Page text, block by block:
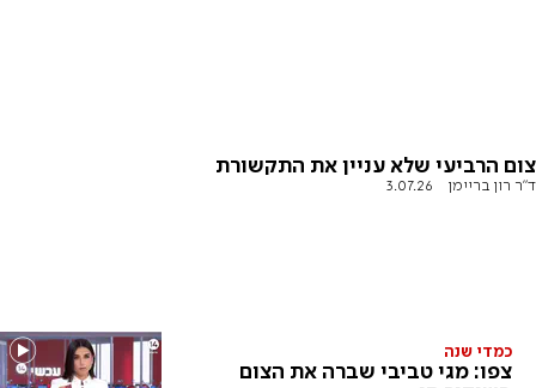
צום הרביעי שלא עניין את התקשורת
ד"ר רון בריימן 3.07.26
כמדי שנה
צפו: מגי טביבי שברה את הצום